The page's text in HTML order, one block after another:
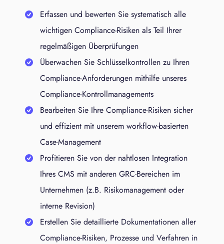
Erfassen und bewerten Sie systematisch alle
wichtigen Compliance-Risiken als Teil Ihrer
regelmäßigen Überprüfungen
Überwachen Sie Schlüsselkontrollen zu Ihren
Compliance-Anforderungen mithilfe unseres
Compliance-Kontrollmanagements
Bearbeiten Sie Ihre Compliance-Risiken sicher
und effizient mit unserem workflow-basierten
Case-Management
Profitieren Sie von der nahtlosen Integration
Ihres CMS mit anderen GRC-Bereichen im
Unternehmen (z.B. Risikomanagement oder
interne Revision)
Erstellen Sie detaillierte Dokumentationen aller
Compliance-Risiken, Prozesse und Verfahren in